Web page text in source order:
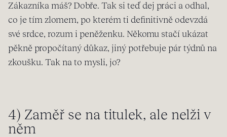
Zákazníka máš? Dobře. Tak si teď dej práci a odhal,
co je tím zlomem, po kterém ti definitivně odevzdá
své srdce, rozum i peněženku. Někomu stačí ukázat
pěkně propočítaný důkaz, jiný potřebuje pár týdnů na
zkoušku. Tak na to mysli, jo?
4) Zaměř se na titulek, ale nelži v
něm